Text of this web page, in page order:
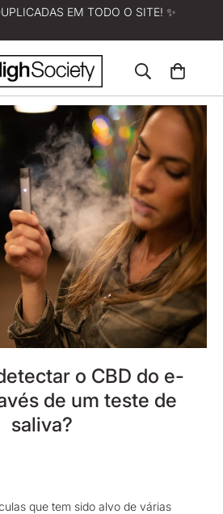
EM TODO O SITE! ✨
o CBD do e-
de um teste de
saliva?
que tem sido alvo de várias